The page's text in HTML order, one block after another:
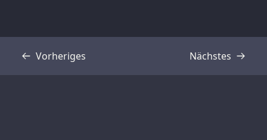
Vorheriges
Transkript Nächstes
Transkript